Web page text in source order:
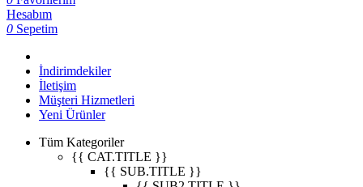
Hesabım
0 Sepetim
İndirimdekiler
İletişim
Müşteri Hizmetleri
Yeni Ürünler
Tüm Kategoriler
{{ CAT.TITLE }}
{{ SUB.TITLE }}